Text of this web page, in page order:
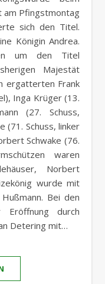
am Pfingstmontag
sich den Titel.
Königin Andrea.
um den Titel
Majestät
ergatterten Frank
Inga Krüger (13.
(27. Schuss,
(71. Schuss, linker
Schwake (76.
waren
Norbert
wurde mit
Bei den
Eröffnung durch
Detering mit…